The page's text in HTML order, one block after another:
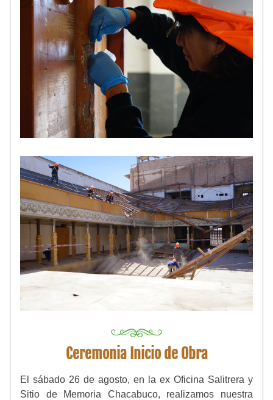
Ceremonia Inicio de Obra
El sábado 26 de agosto, en la ex Oficina Salitrera y
Sitio de Memoria Chacabuco, realizamos nuestra